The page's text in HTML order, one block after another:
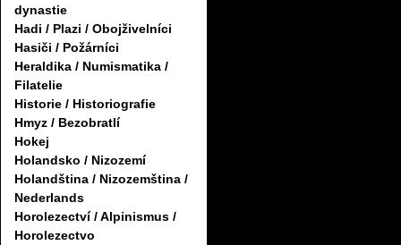
dynastie
Hadi / Plazi / Obojživelníci
Hasiči / Požárníci
Heraldika / Numismatika /
Filatelie
Historie / Historiografie
Hmyz / Bezobratlí
Hokej
Holandsko / Nizozemí
Holandština / Nizozemština /
Nederlands
Horolezectví / Alpinismus /
Horolezectvo